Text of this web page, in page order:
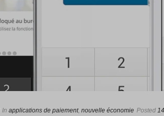
In applications de paiement, nouvelle économie Posted